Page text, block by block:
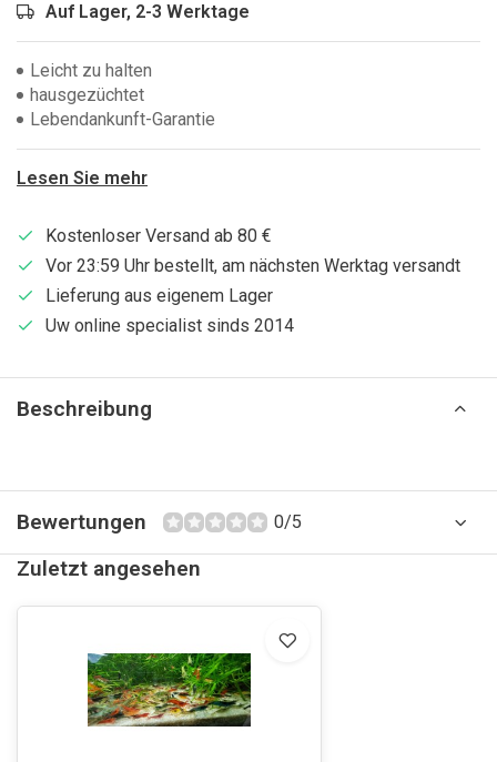
Auf Lager, 2-3 Werktage
Leicht zu halten
hausgezüchtet
Lebendankunft-Garantie
Lesen Sie mehr
Kostenloser Versand ab 80 €
Vor 23:59 Uhr bestellt, am nächsten Werktag versandt
Lieferung aus eigenem Lager
Uw online specialist sinds 2014
Beschreibung
Bewertungen 0/5
Zuletzt angesehen